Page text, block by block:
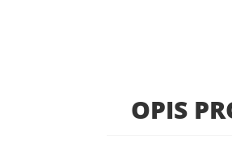
OPIS